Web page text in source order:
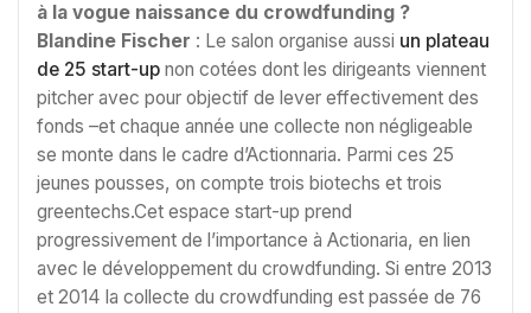
à la vogue naissance du crowdfunding ?
Blandine Fischer : Le salon organise aussi un plateau
de 25 start-up non cotées dont les dirigeants viennent
pitcher avec pour objectif de lever effectivement des
fonds –et chaque année une collecte non négligeable
se monte dans le cadre d’Actionnaria. Parmi ces 25
jeunes pousses, on compte trois biotechs et trois
greentechs.Cet espace start-up prend
progressivement de l’importance à Actionaria, en lien
avec le développement du crowdfunding. Si entre 2013
et 2014 la collecte du crowdfunding est passée de 76